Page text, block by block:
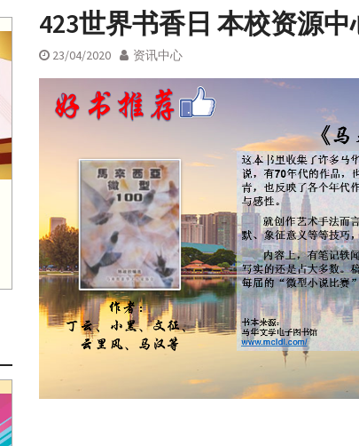
423世界书香日 本校资源
23/04/2020 资讯中心